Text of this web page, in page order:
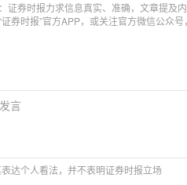
证券时报力求信息真实、准确，文章提及
证券时报”官方APP，或关注官方微信公众
言
达个人看法，并不表明证券时报立场